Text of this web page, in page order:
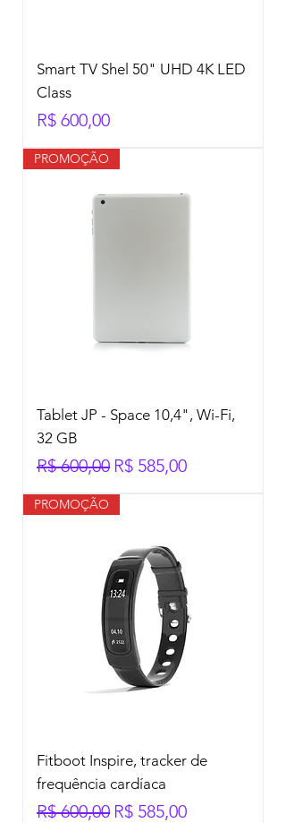
Smart TV Shel 50" UHD 4K LED
Class
Preço
R$ 600,00
PROMOÇÃO
Tablet JP - Space 10,4", Wi-Fi,
32 GB
Preço normal
R$ 600,00 Preço promocional
R$ 585,00
PROMOÇÃO
Fitboot Inspire, tracker de
frequência cardíaca
Preço normal
R$ 600,00 Preço promocional
R$ 585,00